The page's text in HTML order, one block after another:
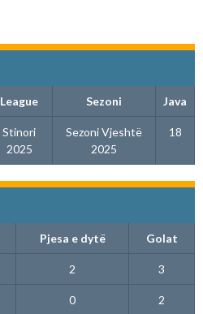
League Sezoni Java
Stinori
2025
Sezoni Vjeshtë
2025
18
Pjesa e dytë Golat
2 3
0 2